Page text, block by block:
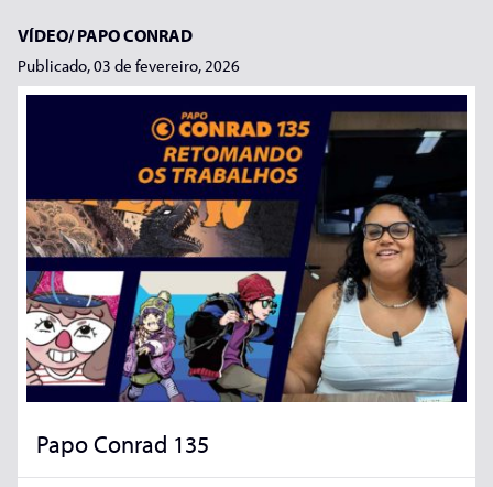
VÍDEO/PAPO CONRAD
Publicado, 03 de fevereiro, 2026
Papo Conrad 135